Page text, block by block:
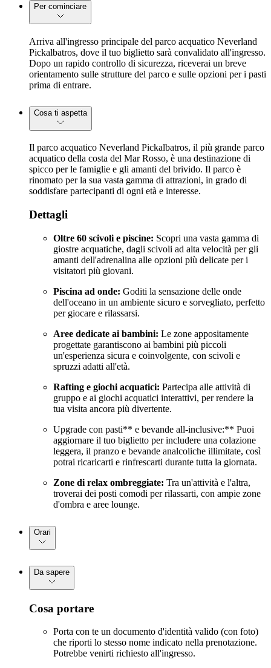
Per cominciare
Arriva all'ingresso principale del parco acquatico Neverland
Pickalbatros, dove il tuo biglietto sarà convalidato all'ingresso.
Dopo un rapido controllo di sicurezza, riceverai un breve
orientamento sulle strutture del parco e sulle opzioni per i pasti
prima di entrare.
Cosa ti aspetta
Il parco acquatico Neverland Pickalbatros, il più grande parco
acquatico della costa del Mar Rosso, è una destinazione di
spicco per le famiglie e gli amanti del brivido. Il parco è
rinomato per la sua vasta gamma di attrazioni, in grado di
soddisfare partecipanti di ogni età e interesse.
Dettagli
Oltre 60 scivoli e piscine: Scopri una vasta gamma di
giostre acquatiche, dagli scivoli ad alta velocità per gli
amanti dell'adrenalina alle opzioni più delicate per i
visitatori più giovani.
Piscina ad onde: Goditi la sensazione delle onde
dell'oceano in un ambiente sicuro e sorvegliato, perfetto
per giocare e rilassarsi.
Aree dedicate ai bambini: Le zone appositamente
progettate garantiscono ai bambini più piccoli
un'esperienza sicura e coinvolgente, con scivoli e
spruzzi adatti all'età.
Rafting e giochi acquatici: Partecipa alle attività di
gruppo e ai giochi acquatici interattivi, per rendere la
tua visita ancora più divertente.
Upgrade con pasti** e bevande all-inclusive:** Puoi
aggiornare il tuo biglietto per includere una colazione
leggera, il pranzo e bevande analcoliche illimitate, così
potrai ricaricarti e rinfrescarti durante tutta la giornata.
Zone di relax ombreggiate: Tra un'attività e l'altra,
troverai dei posti comodi per rilassarti, con ampie zone
d'ombra e aree lounge.
Orari
Da sapere
Cosa portare
Porta con te un documento d'identità valido (con foto)
che riporti lo stesso nome indicato nella prenotazione.
Potrebbe venirti richiesto all'ingresso.